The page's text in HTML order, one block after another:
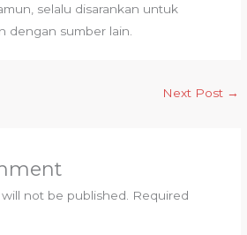
selalu disarankan untuk
dengan sumber lain.
Next Post →
not be published.
Required